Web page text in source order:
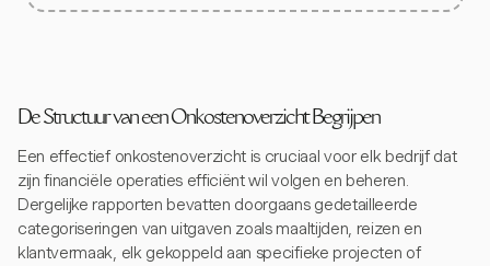
De Structuur van een Onkostenoverzicht Begrijpen
Een effectief onkostenoverzicht is cruciaal voor elk bedrijf dat
zijn financiële operaties efficiënt wil volgen en beheren.
Dergelijke rapporten bevatten doorgaans gedetailleerde
categoriseringen van uitgaven zoals maaltijden, reizen en
klantvermaak, elk gekoppeld aan specifieke projecten of